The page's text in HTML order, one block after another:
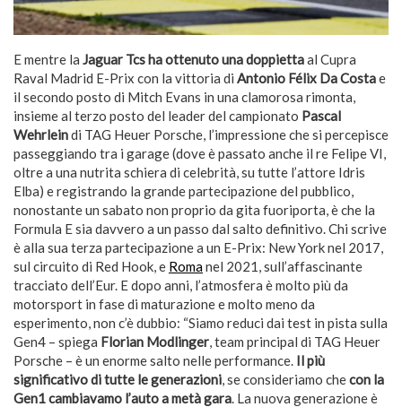
E mentre la Jaguar Tcs ha ottenuto una doppiettaal Cupra
Raval Madrid E-Prix con la vittoria di Antonio Félix Da Costae
il secondo posto di Mitch Evans in una clamorosa rimonta,
insieme al terzo posto del leader del campionato Pascal
Wehrleindi TAG Heuer Porsche, l’impressione che si percepisce
passeggiando tra i garage (dove è passato anche il re Felipe VI,
oltre a una nutrita schiera di celebrità, su tutte l’attore Idris
Elba) e registrando la grande partecipazione del pubblico,
nonostante un sabato non proprio da gita fuoriporta, è che la
Formula E sia davvero a un passo dal salto definitivo. Chi scrive
è alla sua terza partecipazione a un E-Prix: New York nel 2017,
sul circuito di Red Hook, e Romanel 2021, sull’affascinante
tracciato dell’Eur. E dopo anni, l’atmosfera è molto più da
motorsport in fase di maturazione e molto meno da
esperimento, non c’è dubbio: “Siamo reduci dai test in pista sulla
Gen4 – spiega Florian Modlinger, team principal di TAG Heuer
Porsche – è un enorme salto nelle performance. Il più
significativo di tutte le generazioni, se consideriamo checon la
Gen1 cambiavamo l’auto a metà gara. La nuova generazione è